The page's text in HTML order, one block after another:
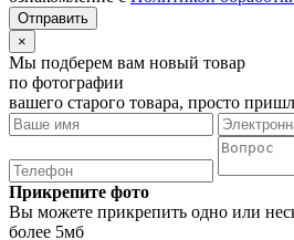
×
Мы подберем вам новый товар
по фотографии
вашего старого товара, просто
Прикрепите фото
Вы можете прикрепить одно или
более 5мб